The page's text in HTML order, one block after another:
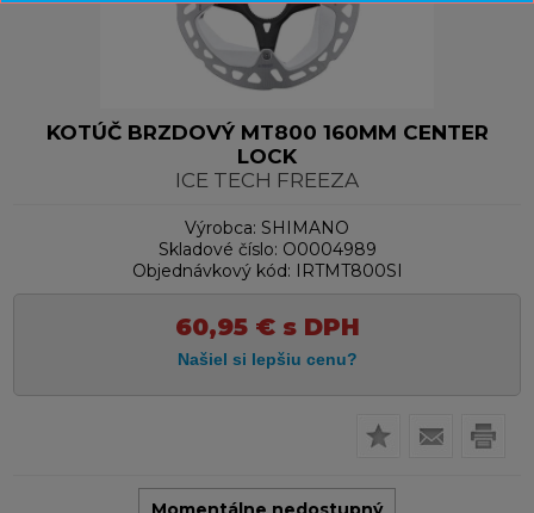
KOTÚČ BRZDOVÝ MT800 160MM CENTER
LOCK
ICE TECH FREEZA
Výrobca: SHIMANO
Skladové číslo: O0004989
Objednávkový kód:
IRTMT800SI
60,95 €s DPH